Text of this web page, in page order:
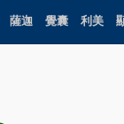
薩迦 覺囊 利美